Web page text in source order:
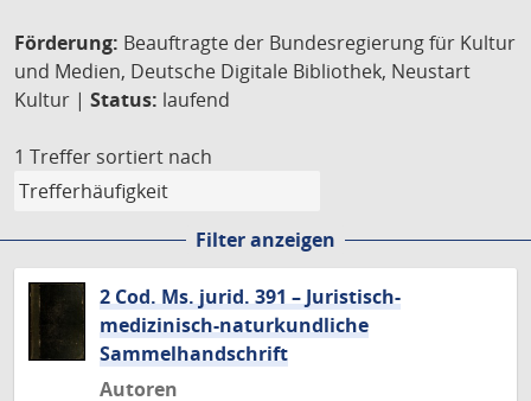
Förderung: Beauftragte der Bundesregierung für Kultur
und Medien, Deutsche Digitale Bibliothek, Neustart
Kultur | Status: laufend
1 Treffer sortiert nach
Filter anzeigen
2 Cod. Ms. jurid. 391 – Juristisch-
medizinisch-naturkundliche
Sammelhandschrift
Autoren